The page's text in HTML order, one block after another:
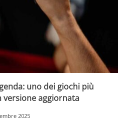
uno dei giochi più
aggiornata
2025